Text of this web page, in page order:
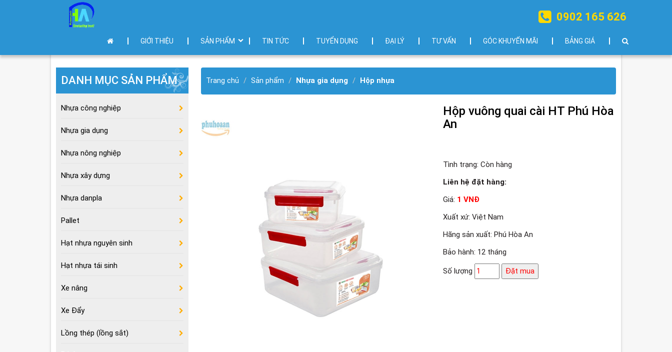
GIỚI THIỆU SẢN PHẨM TIN TỨC TUYỂN DỤNG ĐẠI LÝ TƯ VẤN GÓC KHUYẾN MÃI BẢNG GIÁ
0902 165 626
Trang chủ Sản phẩm Nhựa gia dụng Hộp nhựa
Hộp vuông quai cài HT Phú Hòa
An
Tình trạng: Còn hàng
Liên hệ đặt hàng:
Giá: 1 VNĐ
Xuất xứ: Việt Nam
Hãng sản xuất: Phú Hòa An
Bảo hành: 12 tháng
Số lượng Đặt mua
DANH MỤC SẢN PHẨM
Nhựa công nghiệp
Nhựa gia dụng
Nhựa nông nghiệp
Nhựa xây dựng
Nhựa danpla
Pallet
Hạt nhựa nguyên sinh
Hạt nhựa tái sinh
Xe nâng
Xe Đẩy
Lồng thép (lồng sắt)